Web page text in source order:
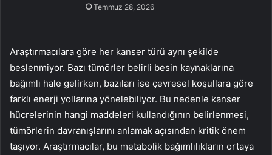
Temmuz 28, 2026
Araştırmacılara göre her kanser türü aynı şekilde
beslenmiyor. Bazı tümörler belirli besin kaynaklarına
bağımlı hale gelirken, bazıları ise çevresel koşullara göre
farklı enerji yollarına yönelebiliyor. Bu nedenle kanser
hücrelerinin hangi maddeleri kullandığının belirlenmesi,
tümörlerin davranışlarını anlamak açısından kritik önem
taşıyor. Araştırmacılar, bu metabolik bağımlılıkların ortaya